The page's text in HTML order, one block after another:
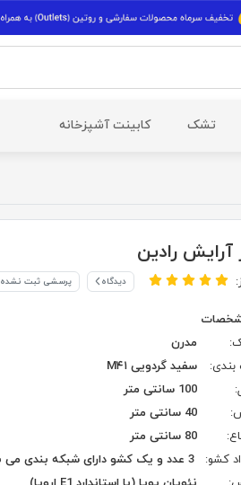
تشک کابینت آشپزخانه
آرایش رادین
دیدگاه پرسشی ثبت نشده
مدرن
بندی:
سفید گردویی M۴۱
100 سانتی متر
40 سانتی متر
80 سانتی متر
کشو:
3 عدد و یک کشو دارای شبکه بندی می باشد.